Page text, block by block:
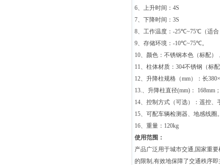
6、上升时间： 4S
7、下降时间： 3S
8、工作温度： -25℃~75℃ （适
9、存储环境： -10℃~75℃。
10、颜色：不锈钢本色（标配）
11、柱体材质： 304不锈钢（标
12、升降柱规格（mm）：长380×
13.、升降柱直径(mm) ： 168mm
14、控制方式（可选）：遥控
15、可配车辆检测器、地感线圈
16、重量： 120kg
使用范围：
产品广泛用于城市交通, 国家重
的限制 ,有效地保障了交通秩序